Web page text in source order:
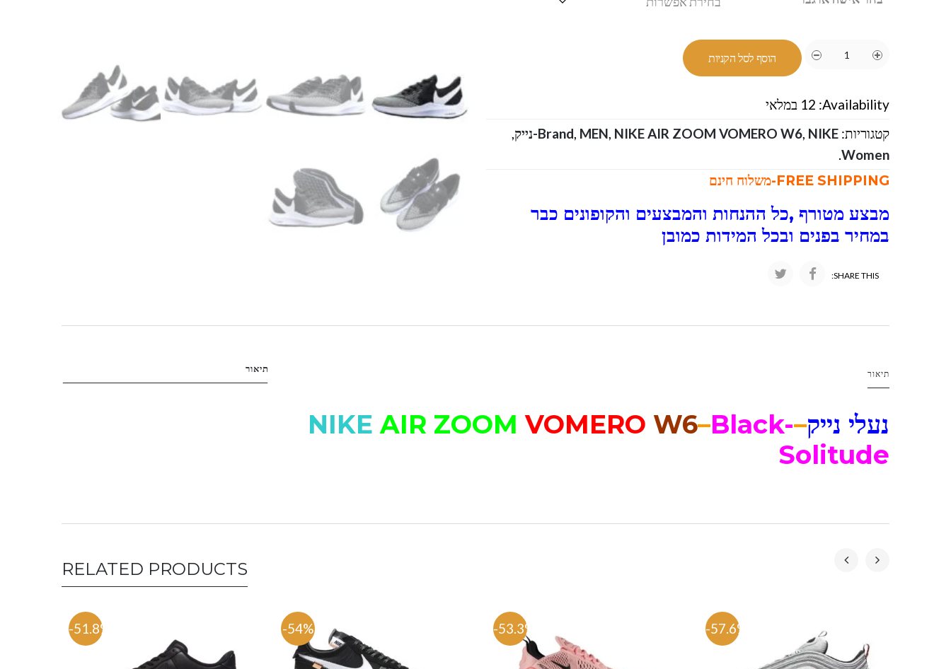
הוסף לסל הקניות
Availability: 12 במלאי
קטגוריות:
Brand, MEN, NIKE AIR ZOOM VOMERO W6, NIKE-נייק
,
Women
.
FREE SHIPPING-משלוח חינם
מבצע מטורף ,כל ההנחות והמבצעים והקופונים כבר
במחיר בפנים ובכל המידות כמובן
SHARE THIS:
תיאור תיאור
נעלי נייק–
NIKE AIR ZOOM VOMERO W6–Black-
Solitude
RELATED PRODUCTS
-51.8% -54% -53.3% -57.6%